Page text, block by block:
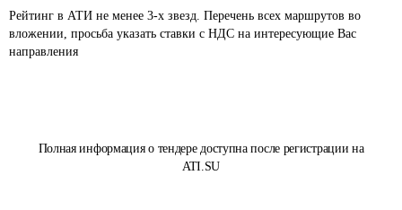
Полная информация о тендере доступна после регистрации на
ATI.SU
Рейтинг в АТИ не менее 3-х звезд. Перечень всех маршрутов во
вложении, просьба указать ставки с НДС на интересующие Вас
направления